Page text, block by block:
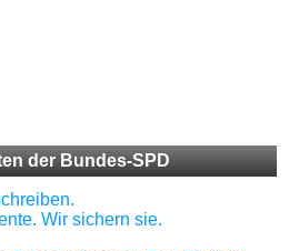
der Bundes-SPD
Wir sichern sie.